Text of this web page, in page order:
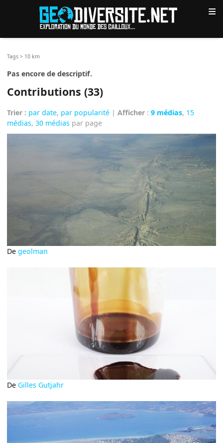
≡
Tags > 10 km
Pas encore de descriptif.
Contributions (33)
Trier : par date, par popularité |Afficher :9 médias, 15
médias,30 médias par page
Degeolman
De Gilles Gutjahr